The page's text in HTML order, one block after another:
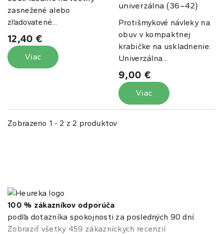
zasnežené alebo
zľadovatené...
12,40 €
Viac
univerzálna (36–42)
Protišmykové návleky na
obuv v kompaktnej
krabičke na uskladnenie.
Univerzálna...
9,00 €
Viac
Zobrazeno 1 - 2 z 2 produktov
100 % zákazníkov odporúča
podľa dotazníka spokojnosti za posledných 90 dní.
Zobraziť všetky 459 zákazníckych recenzií